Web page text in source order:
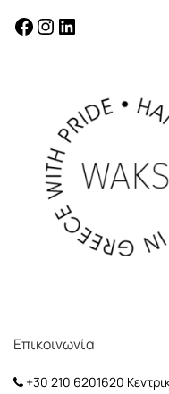
facebook
instagram
Linkedin
Επικοινωνία
+30 210 6201620